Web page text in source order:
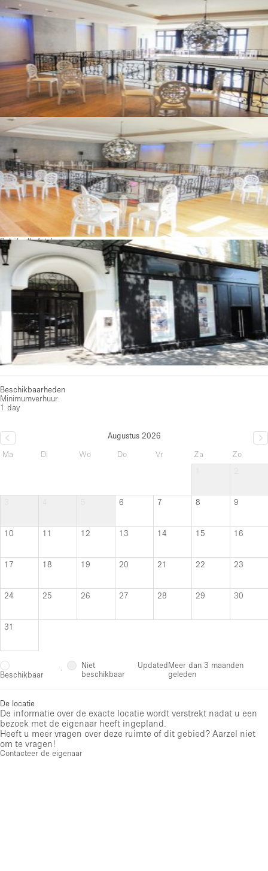
Bekijk alle foto's
Beschikbaarheden
Minimumverhuur:
1 day
Augustus 2026
Ma
Di Wo Do Vr Za
Zo
6 7 8 9
10 11 12 13 14 15 16
17 18 19 20 21 22 23
24 25 26 27 28 29 30
31
Beschikbaar ·
Niet
beschikbaar
UpdatedMeer dan 3 maanden
geleden
De locatie
De informatie over de exacte locatie wordt verstrekt nadat u een
bezoek met de eigenaar heeft ingepland.
Heeft u meer vragen over deze ruimte of dit gebied? Aarzel niet
om te vragen!
Contacteer de eigenaar